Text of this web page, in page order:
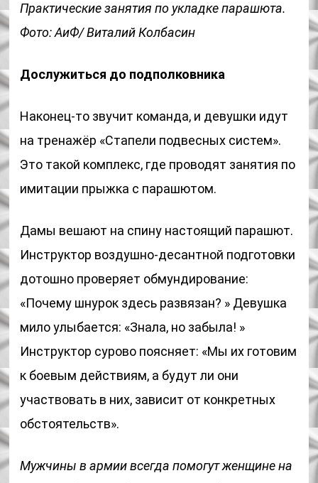
Практические занятия по укладке парашюта.
Фото: АиФ/ Виталий Колбасин
Дослужиться до подполковника
Наконец-то звучит команда, и девушки идут
на тренажёр «Стапели подвесных систем».
Это такой комплекс, где проводят занятия по
имитации прыжка с парашютом.
Дамы вешают на спину настоящий парашют.
Инструктор воздушно-десантной подготовки
дотошно проверяет обмундирование:
«Почему шнурок здесь развязан? » Девушка
мило улыбается: «Знала, но забыла! »
Инструктор сурово поясняет: «Мы их готовим
к боевым действиям, а будут ли они
участвовать в них, зависит от конкретных
обстоятельств».
Мужчины в армии всегда помогут женщине на